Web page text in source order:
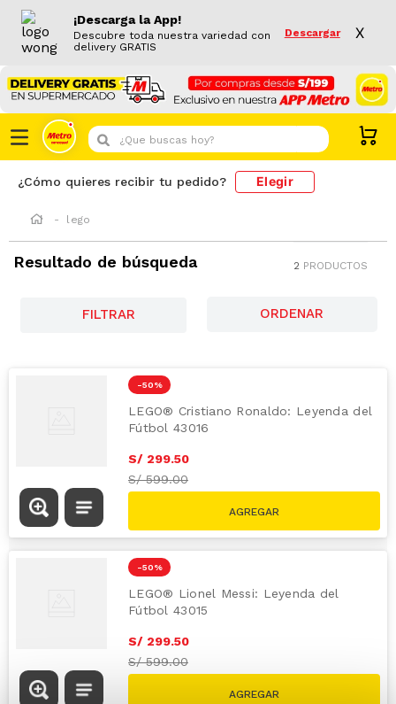
¡Descarga la App!
Descubre toda nuestra variedad con
delivery GRATIS
Descargar X
¿Que buscas hoy?
¿Cómo quieres recibir tu pedido? Elegir
lego
Resultado de búsqueda 2 PRODUCTOS
FILTRAR
-50 %
LEGO® Cristiano Ronaldo: Leyenda del
Fútbol 43016
S/ 299.50
S/599.00
-50 %
LEGO® Lionel Messi: Leyenda del
Fútbol 43015
S/ 299.50
S/599.00